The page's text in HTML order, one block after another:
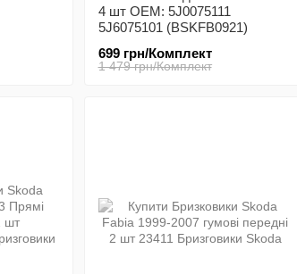
4 шт OEM: 5J0075111
5J6075101 (BSKFB0921)
1 479 грн/Комплект
699 грн/Комплект